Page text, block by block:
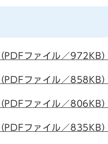
PDFファイル／972KB）
PDFファイル／858KB）
PDFファイル／806KB）
ファイル／835KB）